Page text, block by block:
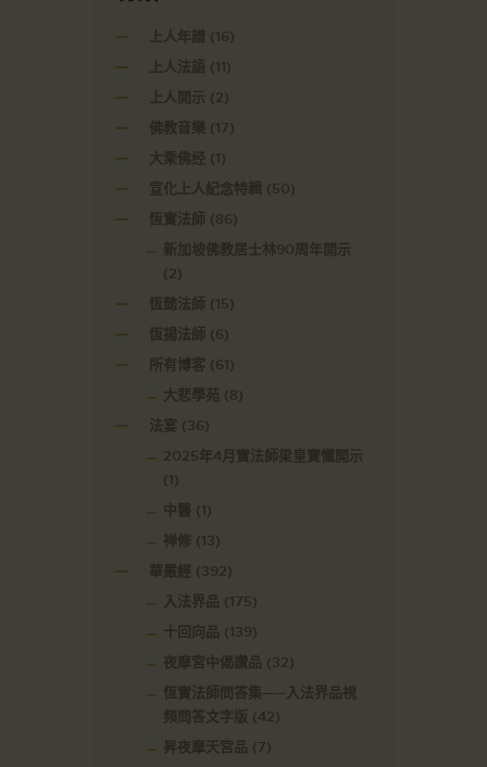
上人年譜 (16)
上人法語 (11)
上人開示 (2)
佛教音樂 (17)
大乘佛经 (1)
宣化上人紀念特輯 (50)
恆實法師 (86)
新加坡佛教居士林90周年開示
(2)
恆懿法師 (15)
恆揚法師 (6)
所有博客 (61)
大悲學苑 (8)
法宴 (36)
2025年4月實法師梁皇寶懺開示
(1)
中醫 (1)
禅修 (13)
華嚴經 (392)
入法界品 (175)
十回向品 (139)
夜摩宮中偈讚品 (32)
恆實法師問答集——入法界品視
頻問答文字版 (42)
昇夜摩天宮品 (7)